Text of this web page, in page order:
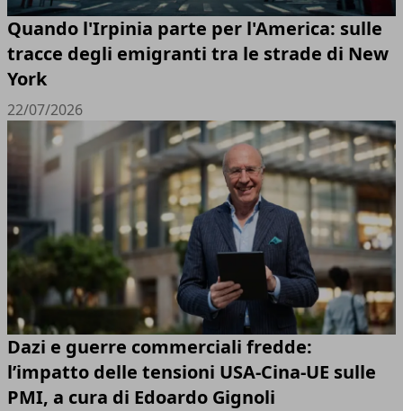
Quando l'Irpinia parte per l'America: sulle
tracce degli emigranti tra le strade di New
York
22/07/2026
Dazi e guerre commerciali fredde:
l’impatto delle tensioni USA-Cina-UE sulle
PMI, a cura di Edoardo Gignoli